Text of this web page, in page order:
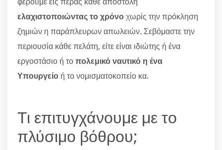
ελαχιστοποιώντας το χρόνοχωρίς την πρόκληση
ζημιών η παράπλευρων απωλειών. Σεβόμαστε την
περιουσία κάθε πελάτη, είτε είναι ιδιώτης ή ένα
εργοστάσιο ή τοπολεμικό ναυτικό η ένα
Υπουργείο ή το νομισματοκοπείο κα.
Τι επιτυγχάνουμε με το
πλύσιμο βόθρου;